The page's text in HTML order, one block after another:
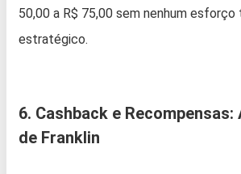
50,00 a R$ 75,00 sem nenhum esforço
estratégico.
6. Cashback e Recompensas:
de Franklin